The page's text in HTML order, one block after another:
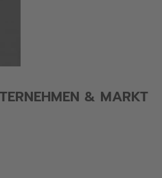
& MARKT